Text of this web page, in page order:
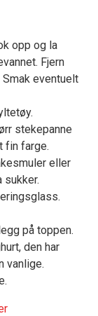
opp og la
Fjern
eventuelt
stekepanne
fin farge.
eller
sukker.
på toppen.
den har
vanlige.